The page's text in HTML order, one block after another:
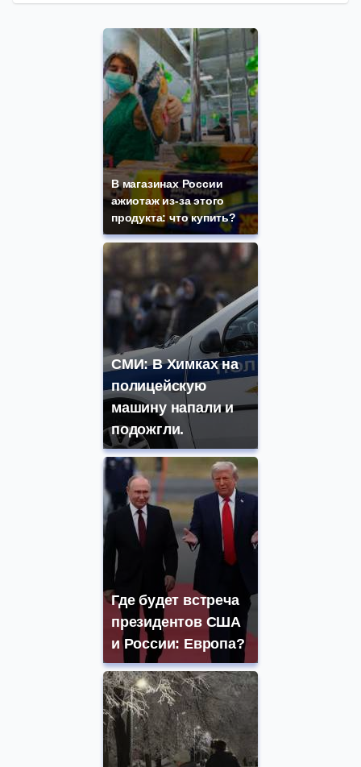
В магазинах России
ажиотаж из-за этого
продукта: что купить?
СМИ: В Химках на
полицейскую
машину напали и
подожгли.
Где будет встреча
президентов США
и России: Европа?